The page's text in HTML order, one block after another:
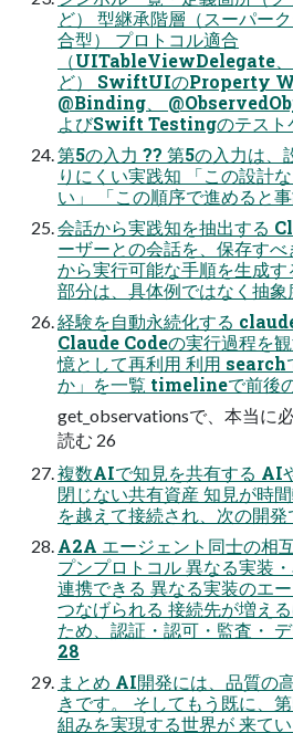
ど） 型継承階層（スーパー
合型） プロトコル適合
（UITableViewDelegate
ど） SwiftUIのProperty
@Binding、
よびSwift Testingのテスト
第5の入力 ?? 第5の入力は、
りにくい実践知 「この設計
い」 「この順序で進めると
会話から実践知を抽出する
ーザーとの会話を、保存す
から実行可能な手順を生成
部分は、具体例ではなく抽
経験を自動永続化する
Claude Codeの実行過程を
憶として再利用 利用 search
か」を一覧 timelineで前後
get_observationsで、本当に
読む 26
複数AIで知見を共有する AI
閉じない共有資産 知見が時
を越えて接続され、次の開
A2A エージェント同士の相
プンプロトコル 異なる実装
連携できる 異なる実装のエ
つなげられる 接続先が増え
ため、認証・認可・監査・
28
まとめ AI開発には、品質の
きです。 そしてもう既に、
組みを実現する世界が 来て